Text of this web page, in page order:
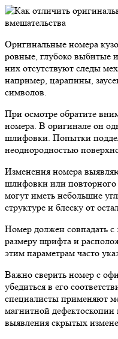
Оригинальные номера
ровные, глубоко выбитые
них отсутствуют следы
например, царапины,
символов.
При осмотре обратите
номера. В оригинале он
шлифовки. Попытки
неоднородностью
Изменения номера
шлифовки или
могут иметь небольшие
структуре и блеску от
Номер должен совпадать с
размеру шрифта и
этим параметрам часто
Важно сверить номер с
убедиться в его
специалисты применяют
магнитной дефектоскопии
выявления скрытых